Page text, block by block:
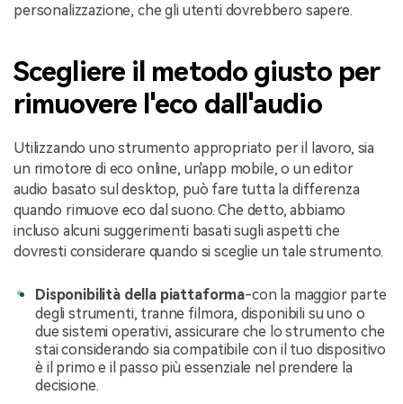
personalizzazione, che gli utenti dovrebbero sapere.
Scegliere il metodo giusto per
rimuovere l'eco dall'audio
Utilizzando uno strumento appropriato per il lavoro, sia
un rimotore di eco online, un'app mobile, o un editor
audio basato sul desktop, può fare tutta la differenza
quando rimuove eco dal suono. Che detto, abbiamo
incluso alcuni suggerimenti basati sugli aspetti che
dovresti considerare quando si sceglie un tale strumento.
Disponibilità della piattaforma-con la maggior parte
degli strumenti, tranne filmora, disponibili su uno o
due sistemi operativi, assicurare che lo strumento che
stai considerando sia compatibile con il tuo dispositivo
è il primo e il passo più essenziale nel prendere la
decisione.